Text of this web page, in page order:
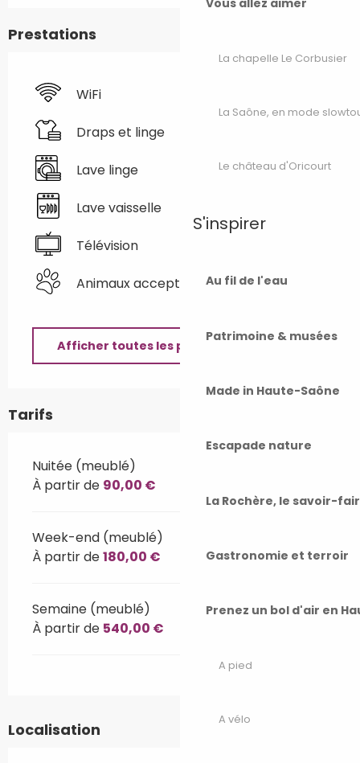
Vous allez aimer
La chapelle Le Corbusier
La Saône, en mode
Le château d'Oricourt
S'inspirer
Au fil de l'eau
Patrimoine & musées
Made in Haute-Saône
Escapade nature
La Rochère, le savoir-
Gastronomie et terroir
Prenez un bol d'air en
A pied
A vélo
Prestations
WiFi
Draps et linge
Lave linge
Lave vaisselle
Télévision
Animaux acceptés
Afficher toutes les prestations
Tarifs
Nuitée (meublé)
À partir de 90,00 €
Week-end (meublé)
À partir de180,00 €
Semaine (meublé)
À partir de 540,00 €
Localisation